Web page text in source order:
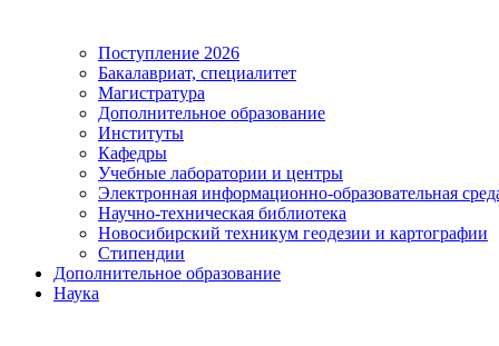
Поступление 2026
Бакалавриат, специалитет
Магистратура
Дополнительное образование
Институты
Кафедры
Учебные лаборатории и центры
Электронная информационно-образовательная
Научно-техническая библиотека
Новосибирский техникум геодезии и картографии
Стипендии
Дополнительное образование
Наука